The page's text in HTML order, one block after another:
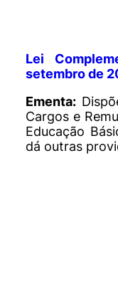
Lei
setembro de
Ementa:
Cargos e
Educação
dá outras